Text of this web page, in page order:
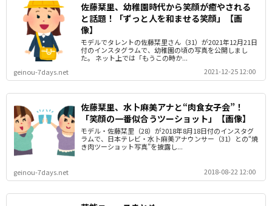
佐藤栞里、幼稚園時代から笑顔が癒やされる
と話題！「ずっと人を和ませる笑顔」【画
像】
モデルでタレントの佐藤栞里さん（31）が2021年12月21日
付のインスタグラムで、幼稚園の頃の写真を公開しまし
た。 ネット上では「もうこの時か...
geinou-7days.net
2021-12-25 12:00
佐藤栞里、水卜麻美アナと“肉食女子会”！
「笑顔の一番似合うツーショット」【画像】
モデル・佐藤栞里（28）が2018年8月18日付のインスタグ
ラムで、日本テレビ・水卜麻美アナウンサー（31）との“焼
き肉ツーショット写真”を披露し...
geinou-7days.net 2018-08-22 12:00